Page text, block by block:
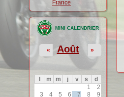
France
MINI CALENDRIER
Août
« »
m m j v s
d
1
2
3
4 5 6 7 8
9